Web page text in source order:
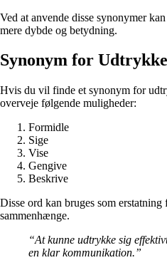
Ved at anvende disse synonymer
mere dybde og betydning.
Synonym for Udtrykke
Hvis du vil finde et synonym for
overveje følgende muligheder:
Formidle
Sige
Vise
Gengive
Beskrive
Disse ord kan bruges som
sammenhænge.
“At kunne udtrykke sig
en klar kommunikation.”